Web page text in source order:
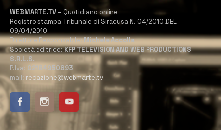
WEBMARTE.TV – Quotidiano online
Registro stampa Tribunale di Siracusa N. 04/2010 DEL
09/04/2010
Direttore Responsabile:Michele Accolla
Società editrice:KFP TELEVISION AND WEB PRODUCTIONS
S.R.L.S.
P.Iva: 02184950893
mail: redazione@webmarte.tv